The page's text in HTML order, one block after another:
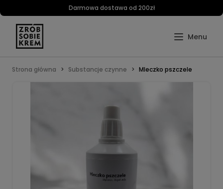
Darmowa dostawa od 200zł
Strona główna Substancje czynne Mleczko pszczele